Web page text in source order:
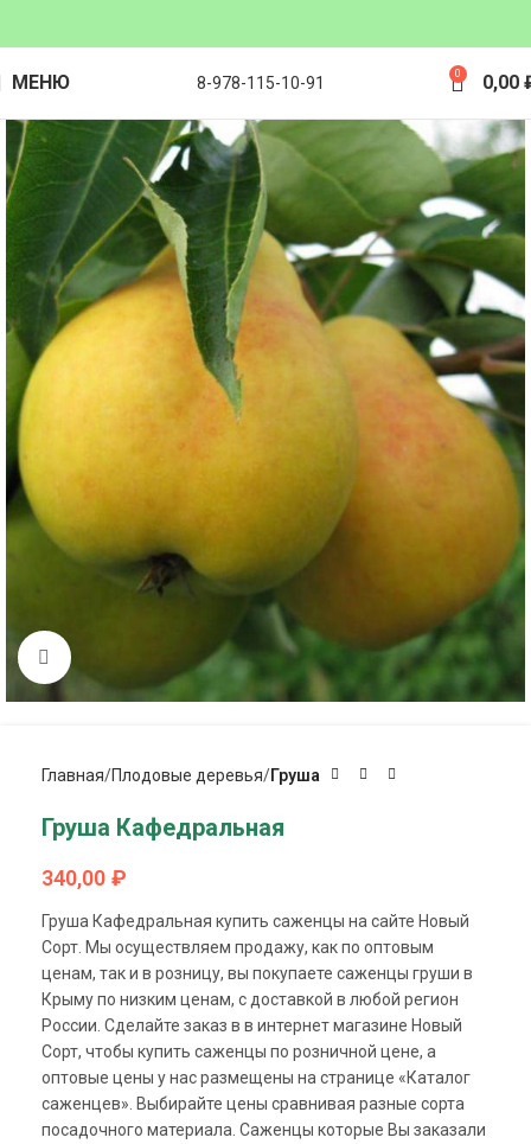
МЕНЮ 8-978-115-10-91 0 0,00
Click to enlarge
Главная Плодовые деревья Груша
Груша Кафедральная
340,00 ₽
Груша Кафедральная купить саженцы на сайте Новый
Сорт. Мы осуществляем продажу, как по оптовым
ценам, так и в розницу, вы покупаете саженцы груши в
Крыму по низким ценам, с доставкой в любой регион
России. Сделайте заказ в в интернет магазине Новый
Сорт, чтобы купить саженцы по розничной цене, а
оптовые цены у нас размещены на странице «Каталог
саженцев». Выбирайте цены сравнивая разные сорта
посадочного материала. Саженцы которые Вы заказали